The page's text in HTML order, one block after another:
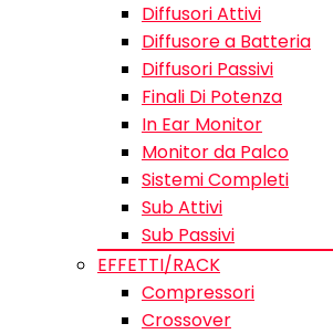
Diffusori Attivi
Diffusore a Batteria
Diffusori Passivi
Finali Di Potenza
In Ear Monitor
Monitor da Palco
Sistemi Completi
Sub Attivi
Sub Passivi
EFFETTI/RACK
Compressori
Crossover